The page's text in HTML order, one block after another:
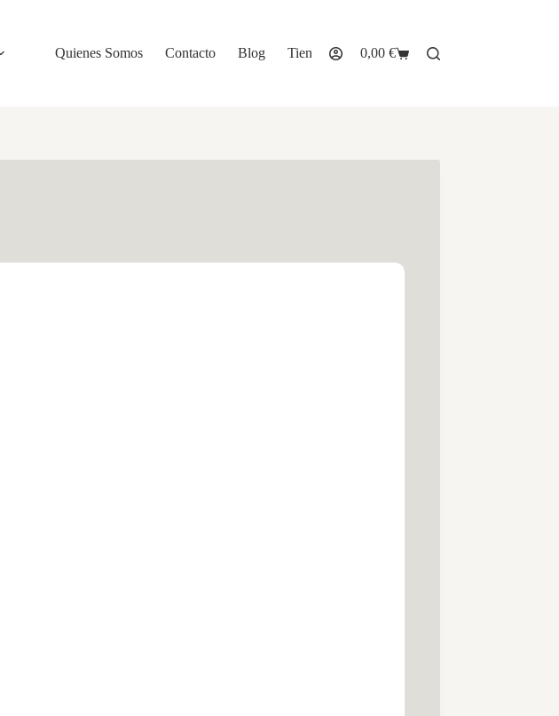
Quienes Somos Contacto Blog Tienda
Carro
0,00 €